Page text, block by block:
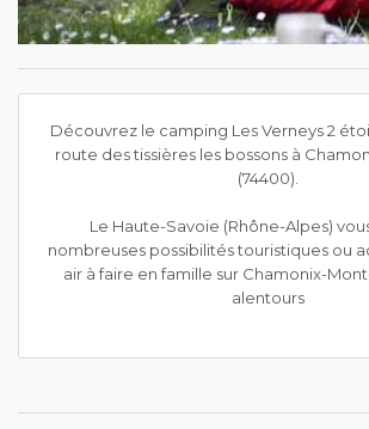
Découvrez le camping Les Verneys 2
route des tissières les bossons à
(74400).
Le Haute-Savoie (Rhône-Alpes)
nombreuses possibilités touristiques ou
air à faire en famille sur Chamonix-
alentours